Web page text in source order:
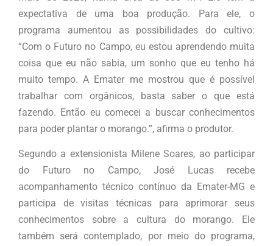
expectativa de uma boa produção. Para ele, o
programa aumentou as possibilidades do cultivo:
“Com o Futuro no Campo, eu estou aprendendo muita
coisa que eu não sabia, um sonho que eu tenho há
muito tempo. A Emater me mostrou que é possível
trabalhar com orgânicos, basta saber o que está
fazendo. Então eu comecei a buscar conhecimentos
para poder plantar o morango.”, afirma o produtor.
Segundo a extensionista Milene Soares, ao participar
do Futuro no Campo, José Lucas recebe
acompanhamento técnico contínuo da Emater-MG e
participa de visitas técnicas para aprimorar seus
conhecimentos sobre a cultura do morango. Ele
também será contemplado, por meio do programa,